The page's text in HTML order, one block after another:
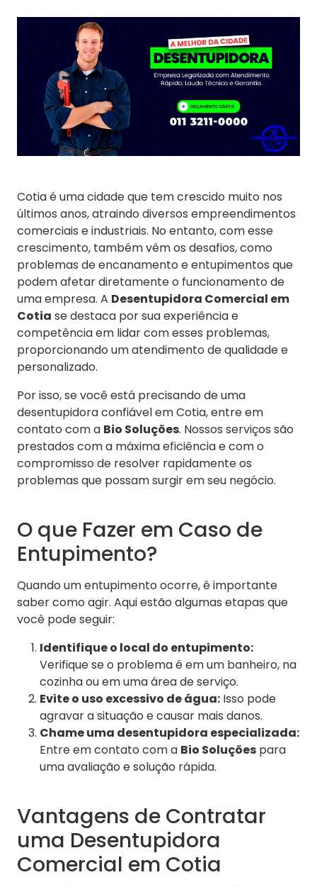
Cotia é uma cidade que tem crescido muito nos
últimos anos, atraindo diversos empreendimentos
comerciais e industriais. No entanto, com esse
crescimento, também vêm os desafios, como
problemas de encanamento e entupimentos que
podem afetar diretamente o funcionamento de
uma empresa. A Desentupidora Comercial em
Cotia se destaca por sua experiência e
competência em lidar com esses problemas,
proporcionando um atendimento de qualidade e
personalizado.
Por isso, se você está precisando de uma
desentupidora confiável em Cotia, entre em
contato com a Bio Soluções. Nossos serviços são
prestados com a máxima eficiência e com o
compromisso de resolver rapidamente os
problemas que possam surgir em seu negócio.
O que Fazer em Caso de
Entupimento?
Quando um entupimento ocorre, é importante
saber como agir. Aqui estão algumas etapas que
você pode seguir:
Identifique o local do entupimento:
Verifique se o problema é em um banheiro, na
cozinha ou em uma área de serviço.
Evite o uso excessivo de água: Isso pode
agravar a situação e causar mais danos.
Chame uma desentupidora especializada:
Entre em contato com a Bio Soluções para
uma avaliação e solução rápida.
Vantagens de Contratar
uma Desentupidora
Comercial em Cotia